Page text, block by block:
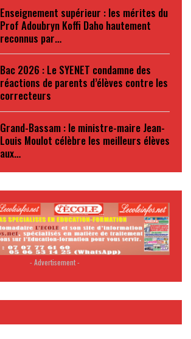
Enseignement supérieur : les mérites du
Prof Adoubryn Koffi Daho hautement
reconnus par…
Bac 2026 : Le SYENET condamne des
réactions de parents d’élèves contre les
correcteurs
Grand-Bassam : le ministre-maire Jean-
Louis Moulot célèbre les meilleurs élèves
aux…
- Advertisement -